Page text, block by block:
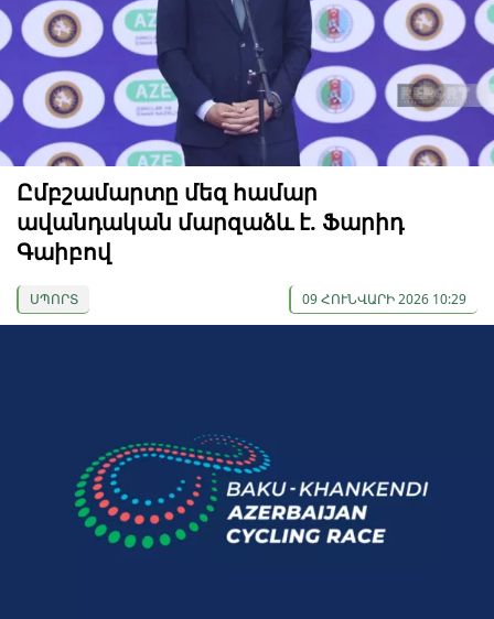
Ըմբշամարտը մեզ համար
ավանդական մարզաձև է. Ֆարիդ
Գաիբով
ՍՊՈՐՏ 09 ՀՈՒՆՎԱՐԻ 2026 10:29